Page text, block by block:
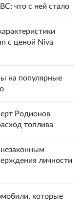
что с ней стало
с ценой Niva
на популярные
Родионов
топлива
личности
которые